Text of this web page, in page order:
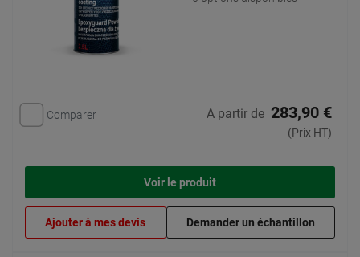
Comparer A partir de 283,90 €
(Prix HT)
Voir le produit
Ajouter à mes devis Demander un échantillon